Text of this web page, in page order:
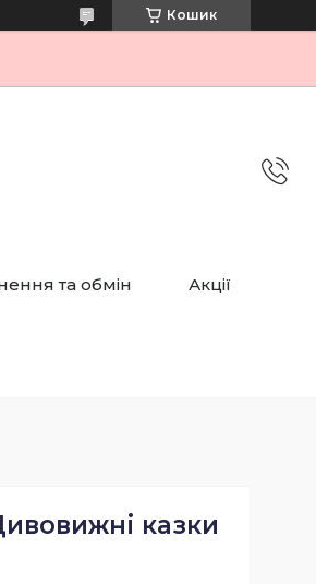
Кошик
та обмін Акції
казки